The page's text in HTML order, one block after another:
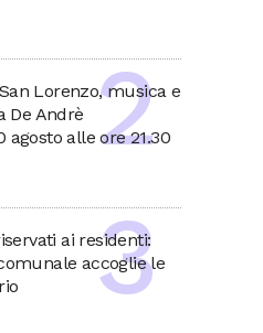
Lorenzo, musica e
De Andrè
alle ore 21.30
ai residenti:
accoglie le